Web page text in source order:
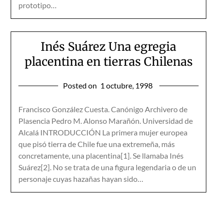
prototipo…
Inés Suárez Una egregia
placentina en tierras Chilenas
Posted on 1 octubre, 1998
Francisco González Cuesta. Canónigo Archivero de
Plasencia Pedro M. Alonso Marañón. Universidad de
Alcalá INTRODUCCIÓN La primera mujer europea
que pisó tierra de Chile fue una extremeña, más
concretamente, una placentina[1]. Se llamaba Inés
Suárez[2]. No se trata de una figura legendaria o de un
personaje cuyas hazañas hayan sido…